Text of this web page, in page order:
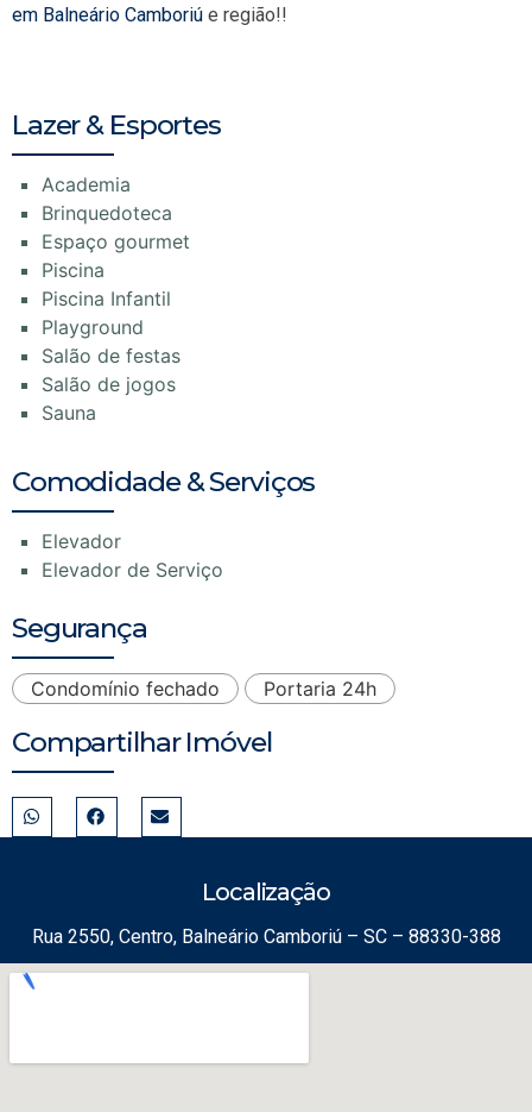
em Balneário Camboriú e região!!
Lazer & Esportes
Academia
Brinquedoteca
Espaço gourmet
Piscina
Piscina Infantil
Playground
Salão de festas
Salão de jogos
Sauna
Comodidade & Serviços
Elevador
Elevador de Serviço
Segurança
Condomínio fechado Portaria 24h
Compartilhar Imóvel
Localização
Rua 2550, Centro, Balneário Camboriú – SC – 88330-388